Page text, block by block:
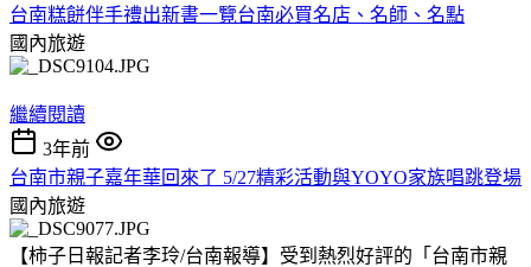
台南糕餅伴手禮出新書一覽台南必買名店、名師、名點
國內旅遊
繼續閱讀
3年前
台南市親子嘉年華回來了 5/27精彩活動與YOYO家族唱跳登場
國內旅遊
【柿子日報記者李玲/台南報導】受到熱烈好評的「台南市親